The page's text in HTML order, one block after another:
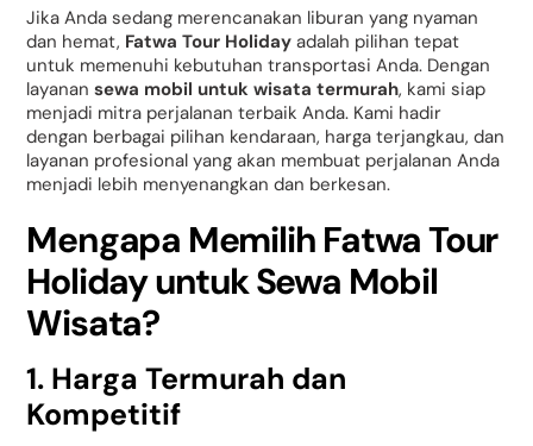
Jika Anda sedang merencanakan liburan yang nyaman
dan hemat, Fatwa Tour Holiday adalah pilihan tepat
untuk memenuhi kebutuhan transportasi Anda. Dengan
layanansewa mobil untuk wisata termurah, kami siap
menjadi mitra perjalanan terbaik Anda. Kami hadir
dengan berbagai pilihan kendaraan, harga terjangkau, dan
layanan profesional yang akan membuat perjalanan Anda
menjadi lebih menyenangkan dan berkesan.
Mengapa Memilih Fatwa Tour
Holiday untuk Sewa Mobil
Wisata?
1. Harga Termurah dan
Kompetitif